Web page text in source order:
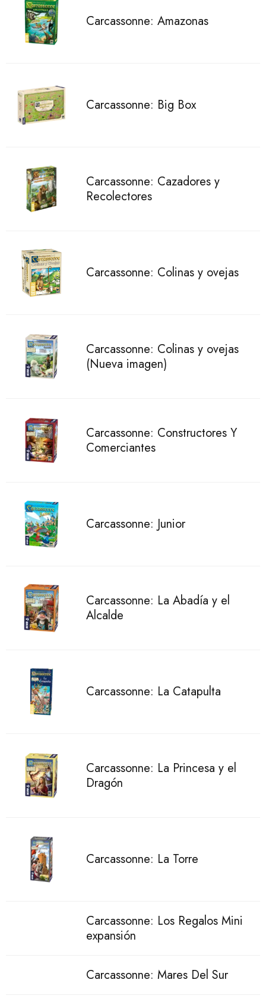
Carcassonne: Amazonas
Carcassonne: Big Box
Carcassonne: Cazadores y
Recolectores
Carcassonne: Colinas y ovejas
Carcassonne: Colinas y ovejas
(Nueva imagen)
Carcassonne: Constructores Y
Comerciantes
Carcassonne: Junior
Carcassonne: La Abadía y el
Alcalde
Carcassonne: La Catapulta
Carcassonne: La Princesa y el
Dragón
Carcassonne: La Torre
Carcassonne: Los Regalos Mini
expansión
Carcassonne: Mares Del Sur